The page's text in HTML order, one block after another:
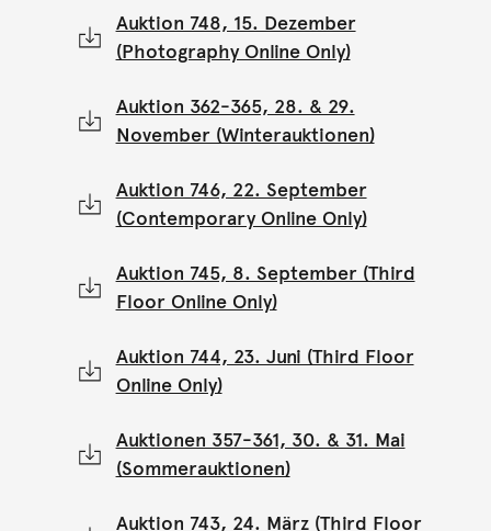
Auktion 748, 15. Dezember
(Photography Online Only)
Auktion 362-365, 28. & 29.
November (Winterauktionen)
Auktion 746, 22. September
(Contemporary Online Only)
Auktion 745, 8. September (Third
Floor Online Only)
Auktion 744, 23. Juni (Third Floor
Online Only)
Auktionen 357-361, 30. & 31. Mai
(Sommerauktionen)
Auktion 743, 24. März (Third Floor